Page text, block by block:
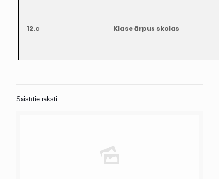
12.c Klase ārpus skolas
Saistītie raksti